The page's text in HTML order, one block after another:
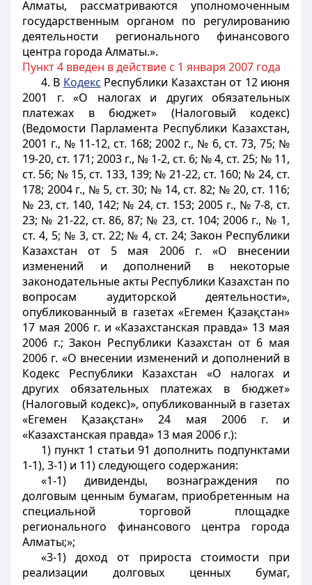
Алматы, рассматриваются уполномоченным
государственным органом по регулированию
деятельности регионального финансового
центра города Алматы.».
Пункт 4 введен в действие с 1 января 2007 года
4. В Кодекс Республики Казахстан от 12 июня
2001 г. «О налогах и других обязательных
платежах в бюджет» (Налоговый кодекс)
(Ведомости Парламента Республики Казахстан,
2001 г., № 11-12, ст. 168; 2002 г., № 6, ст. 73, 75; №
19-20, ст. 171; 2003 г., № 1-2, ст. 6; № 4, ст. 25; № 11,
ст. 56; № 15, ст. 133, 139; № 21-22, ст. 160; № 24, ст.
178; 2004 г., № 5, ст. 30; № 14, ст. 82; № 20, ст. 116;
№ 23, ст. 140, 142; № 24, ст. 153; 2005 г., № 7-8, ст.
23; № 21-22, ст. 86, 87; № 23, ст. 104; 2006 г., № 1,
ст. 4, 5; № 3, ст. 22; № 4, ст. 24; Закон Республики
Казахстан от 5 мая 2006 г. «О внесении
изменений и дополнений в некоторые
законодательные акты Республики Казахстан по
вопросам аудиторской деятельности»,
опубликованный в газетах «Егемен Қазақстан»
17 мая 2006 г. и «Казахстанская правда» 13 мая
2006 г.; Закон Республики Казахстан от 6 мая
2006 г. «О внесении изменений и дополнений в
Кодекс Республики Казахстан «О налогах и
других обязательных платежах в бюджет»
(Налоговый кодекс)», опубликованный в газетах
«Егемен Қазақстан» 24 мая 2006 г. и
«Казахстанская правда» 13 мая 2006 г.):
1) пункт 1 статьи 91 дополнить подпунктами
1-1), 3-1) и 11) следующего содержания:
«1-1) дивиденды, вознаграждения по
долговым ценным бумагам, приобретенным на
специальной торговой площадке
регионального финансового центра города
Алматы;»;
«3-1) доход от прироста стоимости при
реализации долговых ценных бумаг,